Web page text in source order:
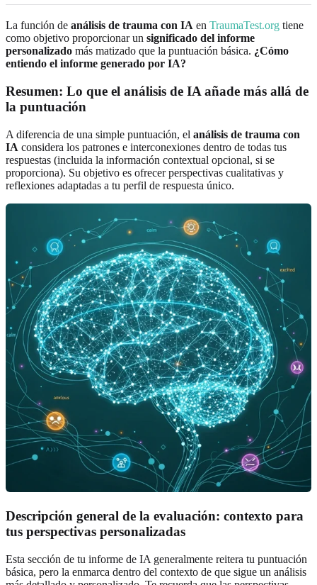
La función de análisis de trauma con IA en TraumaTest.org tiene
como objetivo proporcionar un significado del informe
personalizado más matizado que la puntuación básica. ¿Cómo
entiendo el informe generado por IA?
Resumen: Lo que el análisis de IA añade más allá de
la puntuación
A diferencia de una simple puntuación, el análisis de trauma con
IA considera los patrones e interconexiones dentro de todas tus
respuestas (incluida la información contextual opcional, si se
proporciona). Su objetivo es ofrecer perspectivas cualitativas y
reflexiones adaptadas a tu perfil de respuesta único.
Descripción general de la evaluación: contexto para
tus perspectivas personalizadas
Esta sección de tu informe de IA generalmente reitera tu puntuación
básica, pero la enmarca dentro del contexto de que sigue un análisis